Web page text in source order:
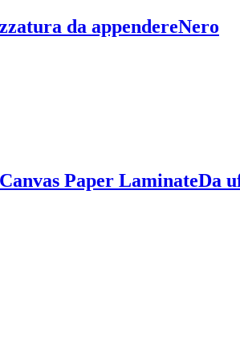
da appendereNero
Paper LaminateDa